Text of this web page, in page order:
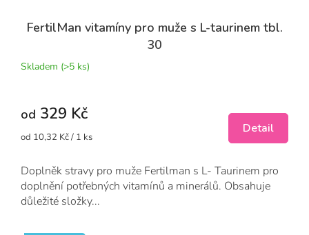
FertilMan vitamíny pro muže s L-taurinem tbl.
30
Skladem (>5 ks)
od 329 Kč
Měrná
od 10,32 Kč / 1 ks
Detail
Doplněk stravy pro muže Fertilman s L- Taurinem pro
doplnění potřebných vitamínů a minerálů. Obsahuje
důležité složky...